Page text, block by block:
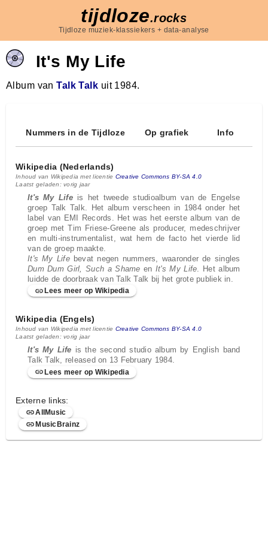
tijdloze.rocks
Tijdloze muziek-klassiekers + data-analyse
It's My Life
Album vanTalk Talk uit 1984.
Nummers in de Tijdloze Op grafiek Info
Wikipedia (Nederlands)
Inhoud van Wikipedia met licentie Creative Commons BY-SA 4.0
Laatst geladen: vorig jaar
It's My Lifeis het tweede studioalbum van de Engelse
groep Talk Talk. Het album verscheen in 1984 onder het
label van EMI Records. Het was het eerste album van de
groep met Tim Friese-Greene als producer, medeschrijver
en multi-instrumentalist, wat hem de facto het vierde lid
van de groep maakte.
It's My Lifebevat negen nummers, waaronder de singles
Dum Dum Girl, Such a Shame en It's My Life. Het album
luidde de doorbraak van Talk Talk bij het grote publiek in.
Lees meer op Wikipedia
Wikipedia (Engels)
Inhoud van Wikipedia met licentie Creative Commons BY-SA 4.0
Laatst geladen: vorig jaar
It's My Life is the second studio album by English band
Talk Talk, released on 13 February 1984.
Lees meer op Wikipedia
Externe links:
AllMusic
MusicBrainz